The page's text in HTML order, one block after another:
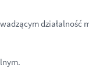
działalność